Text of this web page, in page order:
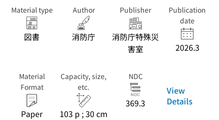
Material type
図書
Author
消防庁
Publisher
消防庁特殊災
害室
Publication
date
2026.3
Material
Format
Paper
Capacity, size,
etc.
103 p ; 30 cm
NDC
369.3
View
Details